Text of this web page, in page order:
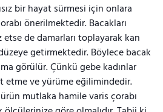
bir hayat sürmesi için onlara
önerilmektedir. Bacakları
etse de damarları toplayarak kan
getirmektedir. Böylece bacak
görülür. Çünkü gebe kadınlar
etme ve yürüme eğilimindedir.
ürün mutlaka hamile varis çorabı